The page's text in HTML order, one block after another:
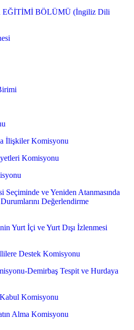
BÖLÜMÜ (İngiliz Dili
İlişkiler Komisyonu
Komisyonu
ve Yeniden Atanmasında
Değerlendirme
Yurt İçi ve Yurt Dışı İzlenmesi
Destek Komisyonu
Demirbaş Tespit ve Hurdaya
Komisyonu
Alma Komisyonu